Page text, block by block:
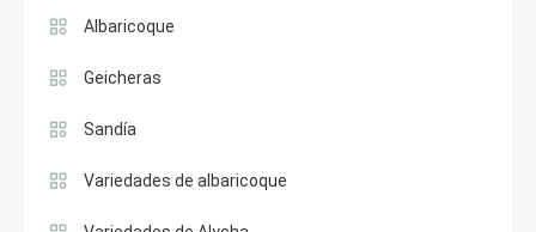
Albaricoque
Geicheras
Sandía
Variedades de albaricoque